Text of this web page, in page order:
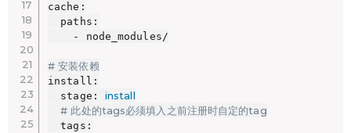
cache:
  paths:
    - node_modules/
# 安装依赖
install:
  stage:
install
# 此处的tags必须填入之前注册时自定的tag
  tags: